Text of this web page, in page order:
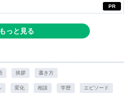
PR
もっと見る
挨拶 書き方
変化 相談 学歴 エピソード